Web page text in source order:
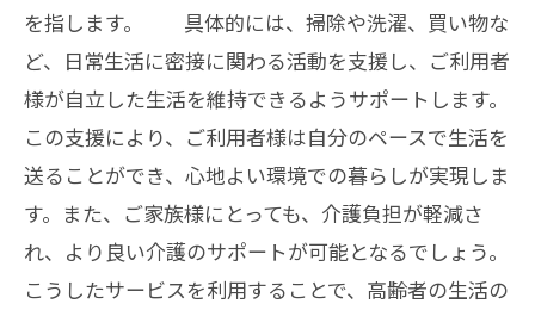
を指します。 具体的には、掃除や洗濯、買い物な
ど、日常生活に密接に関わる活動を支援し、ご利用者
様が自立した生活を維持できるようサポートします。
この支援により、ご利用者様は自分のペースで生活を
送ることができ、心地よい環境での暮らしが実現しま
す。また、ご家族様にとっても、介護負担が軽減さ
れ、より良い介護のサポートが可能となるでしょう。
こうしたサービスを利用することで、高齢者の生活の